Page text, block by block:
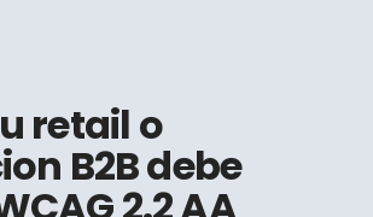
retail o
B2B debe
2.2 AA